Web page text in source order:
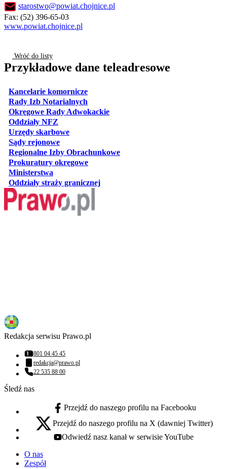
starostwo@powiat.chojnice.pl
Fax: (52) 396-65-03
www.powiat.chojnice.pl
Wróć do listy
Przykładowe dane teleadresowe
Kancelarie komorniczeotwiera się w nowej karcie
Rady Izb Notarialnych
Okręgowe Rady Adwokackieotwiera się w nowej karcie
Oddziały NFZ
Urzędy skarboweotwiera się w nowej karcie
Sądy rejonoweotwiera się w nowej karcie
Regionalne Izby Obrachunkoweotwiera się w nowej karcie
Prokuratury okręgoweotwiera się w nowej karcie
Ministerstwa
Oddziały straży granicznejotwiera się w nowej karcie
Redakcja serwisu Prawo.pl
Numer telefonu:
801 04 45 45
Adres email:
redakcja@prawo.pl
Numer telefonu:
22 535 88 00
Śledź nas
facebook - otwiera się w nowej karcie
Przejdź do naszego profilu na Facebooku
x - otwiera się w nowej karcie
Przejdź do naszego profilu na X (dawniej Twitter)
youtube - otwiera się w nowej karcie
Odwiedź nasz kanał w serwisie YouTube
O nas
Zespół